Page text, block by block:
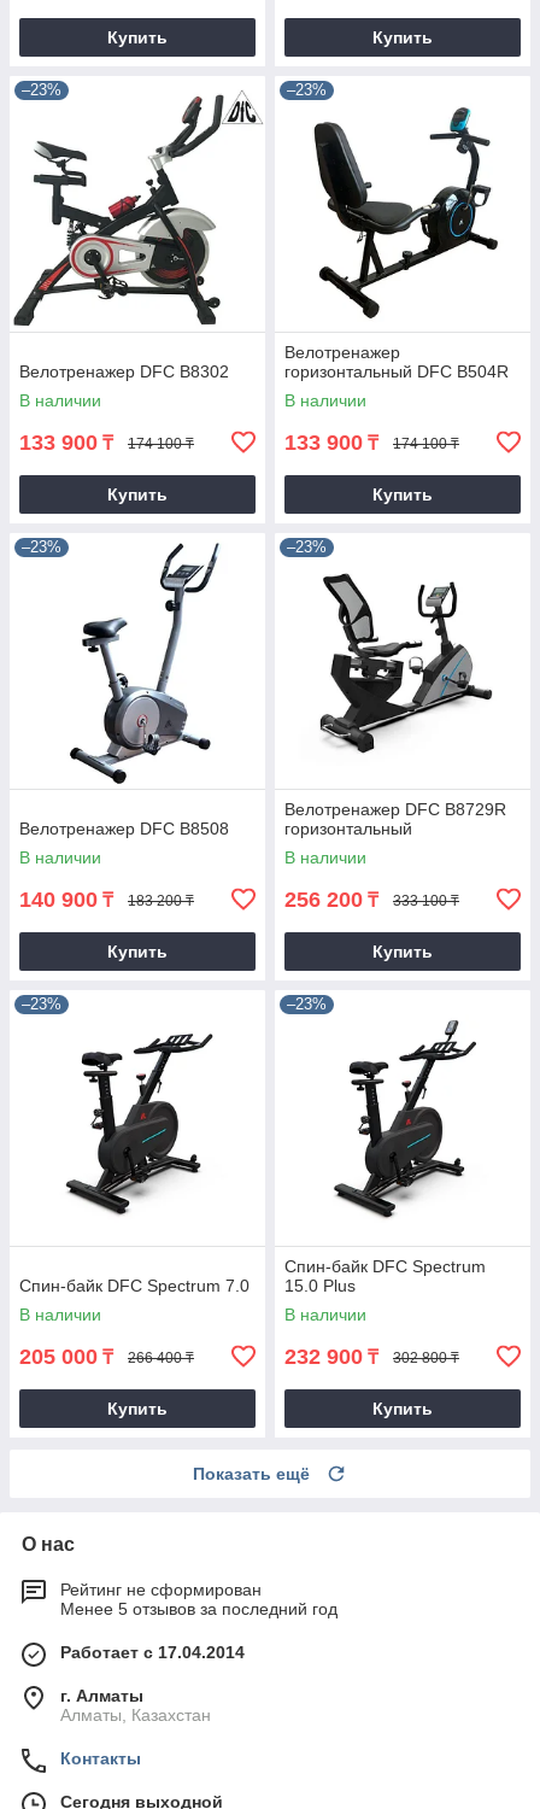
Купить Купить
–23%
Велотренажер DFC B8302
В наличии
133 900 ₸ 174 100 ₸
Купить
–23%
Велотренажер
горизонтальный DFC B504R
В наличии
133 900 ₸ 174 100 ₸
Купить
–23%
Велотренажер DFC B8508
В наличии
140 900 ₸ 183 200 ₸
Купить
–23%
Велотренажер DFC B8729R
горизонтальный
В наличии
256 200 ₸ 333 100 ₸
Купить
–23%
Спин-байк DFC Spectrum 7.0
В наличии
205 000 ₸ 266 400 ₸
Купить
–23%
Спин-байк DFC Spectrum
15.0 Plus
В наличии
232 900 ₸ 302 800 ₸
Купить
Показать ещё
О нас
Рейтинг не сформирован
Менее 5 отзывов за последний год
Работает с 17.04.2014
г. Алматы
Алматы, Казахстан
Контакты
Сегодня выходной